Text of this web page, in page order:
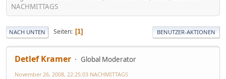
NACHMITTAGS
NACH UNTEN Seiten 1 BENUTZER-AKTIONEN
Detlef Kramer Global Moderator
November 26, 2008, 22:25:03 NACHMITTAGS